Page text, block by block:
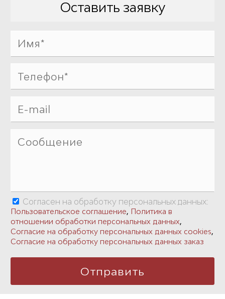
Оставить заявку
Согласен на обработку персональных данных:
Пользовательское соглашение, Политика в
отношении обработки персональных данных,
Согласие на обработку персональных данных cookies,
Согласие на обработку персональных данных заказ